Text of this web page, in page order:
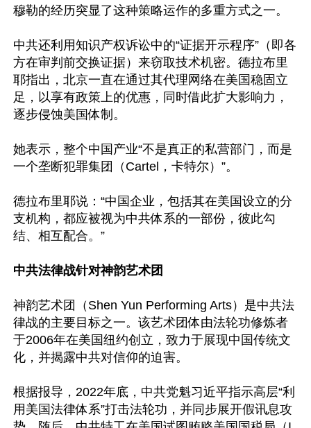
穆勒的经历突显了这种策略运作的多重方式之一。
中共还利用知识产权诉讼中的“证据开示程序”（即各
方在审判前交换证据）来窃取技术机密。德拉布里
耶指出，北京一直在通过其代理网络在美国稳固立
足，以享有政策上的优惠，同时借此扩大影响力，
逐步侵蚀美国体制。
她表示，整个中国产业“不是真正的私营部门，而是
一个垄断犯罪集团（Cartel，卡特尔）”。
德拉布里耶说：“中国企业，包括其在美国设立的分
支机构，都应被视为中共体系的一部份，彼此勾
结、相互配合。”
中共法律战针对神韵艺术团
神韵艺术团（Shen Yun Performing Arts）是中共法
律战的主要目标之一。该艺术团体由法轮功修炼者
于2006年在美国纽约创立，致力于展现中国传统文
化，并揭露中共对信仰的迫害。
根据报导，2022年底，中共党魁习近平指示高层“利
用美国法律体系”打击法轮功，并同步展开假讯息攻